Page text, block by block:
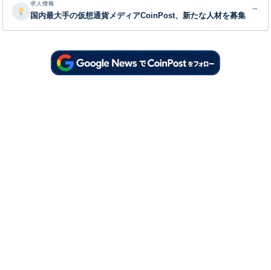
求人情報
国内最大手の仮想通貨メディアCoinPost、新たな人材を募集
→